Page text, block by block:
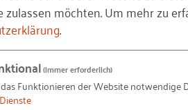
München
zulassen möchten.Um mehr zu
.
(immer erforderlich)
Funktionieren der Website notwendige
Dienste